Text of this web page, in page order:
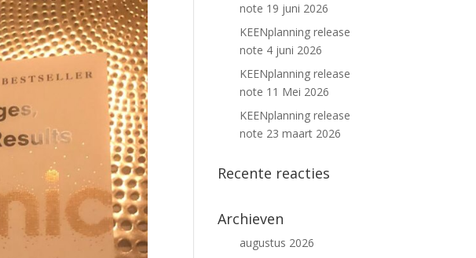
note 19 juni 2026
KEENplanning release
note 4 juni 2026
KEENplanning release
note 11 Mei 2026
KEENplanning release
note 23 maart 2026
Recente reacties
Archieven
augustus 2026